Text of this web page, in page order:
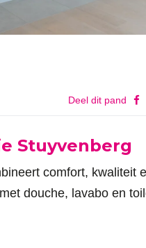
Deel dit pand
Stuyvenberg
comfort, kwaliteit
douche, lavabo en